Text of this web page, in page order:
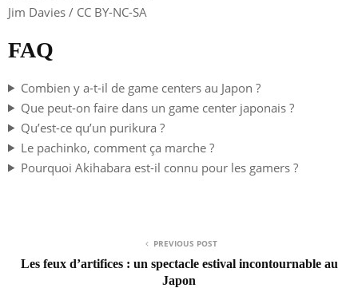
Jim Davies / CC BY-NC-SA
FAQ
Combien y a-t-il de game centers au Japon ?
Que peut-on faire dans un game center japonais ?
Qu’est-ce qu’un purikura ?
Le pachinko, comment ça marche ?
Pourquoi Akihabara est-il connu pour les gamers ?
PREVIOUS POST
Les feux d’artifices : un spectacle estival incontournable au
Japon